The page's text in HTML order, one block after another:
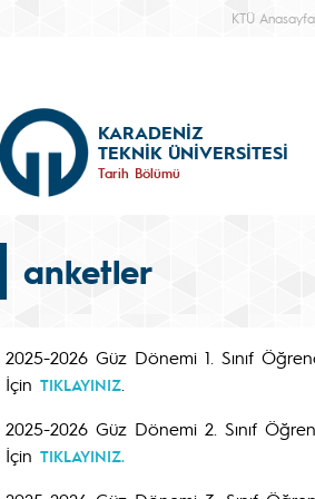
KTÜ Anasayfa
KARADENİZ
TEKNİK ÜNİVERSİTESİ
Tarih Bölümü
anketler
2025-2026 Güz Dönemi 1. Sınıf
İçin TIKLAYINIZ
2025-2026 Güz Dönemi 2. Sınıf
İçin TIKLAYINIZ.